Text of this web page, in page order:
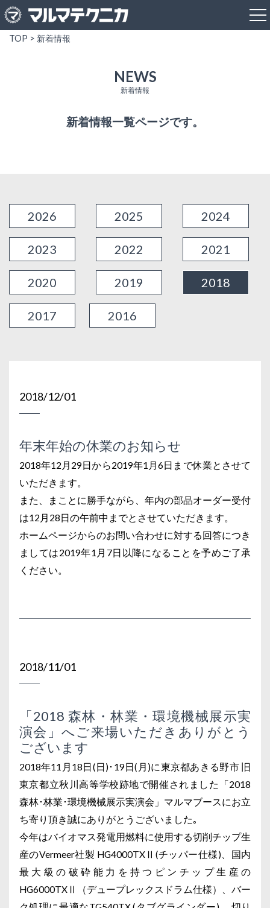
TOP > 新着情報
NEWS
新着情報
新着情報一覧ページです。
2026 2025 2024
2023 2022 2021
2020 2019 2018
2017 2016
2018/12/01
年末年始の休業のお知らせ
2018年12月29日から2019年1月6日まで休業とさせて
いただきます。
また、まことに勝手ながら、年内の部品オーダー受付
は12月28日の午前中までとさせていただきます。
ホームページからのお問い合わせに対する回答につき
ましては2019年1月7日以降になることを予めご了承
ください。
2018/11/01
「2018 森林・林業・環境機械展示実
演会」へご来場いただきありがとう
ございます
2018年11月18日(日)･19日(月)に東京都あきる野市 旧
東京都立秋川高等学校跡地で開催されました「2018
森林･林業･環境機械展示実演会」マルマブースにお立
ち寄り頂き誠にありがとうございました｡
今年はバイオマス発電用燃料に使用する切削チップ生
産のVermeer社製 HG4000TXⅡ(チッパー仕様)、国内
最大級の破砕能力を持つピンチップ生産の
HG6000TXⅡ（デュープレックスドラム仕様）、バー